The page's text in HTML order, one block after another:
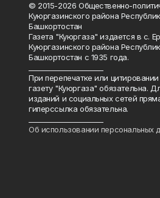
© 2015-2026 Общественно-
Куюргазинского района
Башкортостан
Газета "Куюргаза" издается в с.
Куюргазинского района
Башкортостан с 1935 года.
При перепечатке или
газету "Куюргаза" обязательна.
изданий и социальных сетей
гиперссылка обязательна.
Об использовании персональных